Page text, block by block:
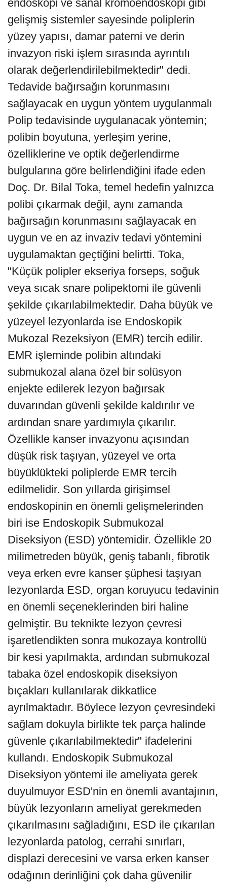
endoskopi ve sanal kromoendoskopi gibi
gelişmiş sistemler sayesinde poliplerin
yüzey yapısı, damar paterni ve derin
invazyon riski işlem sırasında ayrıntılı
olarak değerlendirilebilmektedir" dedi.
Tedavide bağırsağın korunmasını
sağlayacak en uygun yöntem uygulanmalı
Polip tedavisinde uygulanacak yöntemin;
polibin boyutuna, yerleşim yerine,
özelliklerine ve optik değerlendirme
bulgularına göre belirlendiğini ifade eden
Doç. Dr. Bilal Toka, temel hedefin yalnızca
polibi çıkarmak değil, aynı zamanda
bağırsağın korunmasını sağlayacak en
uygun ve en az invaziv tedavi yöntemini
uygulamaktan geçtiğini belirtti. Toka,
"Küçük polipler ekseriya forseps, soğuk
veya sıcak snare polipektomi ile güvenli
şekilde çıkarılabilmektedir. Daha büyük ve
yüzeyel lezyonlarda ise Endoskopik
Mukozal Rezeksiyon (EMR) tercih edilir.
EMR işleminde polibin altındaki
submukozal alana özel bir solüsyon
enjekte edilerek lezyon bağırsak
duvarından güvenli şekilde kaldırılır ve
ardından snare yardımıyla çıkarılır.
Özellikle kanser invazyonu açısından
düşük risk taşıyan, yüzeyel ve orta
büyüklükteki poliplerde EMR tercih
edilmelidir. Son yıllarda girişimsel
endoskopinin en önemli gelişmelerinden
biri ise Endoskopik Submukozal
Diseksiyon (ESD) yöntemidir. Özellikle 20
milimetreden büyük, geniş tabanlı, fibrotik
veya erken evre kanser şüphesi taşıyan
lezyonlarda ESD, organ koruyucu tedavinin
en önemli seçeneklerinden biri haline
gelmiştir. Bu teknikte lezyon çevresi
işaretlendikten sonra mukozaya kontrollü
bir kesi yapılmakta, ardından submukozal
tabaka özel endoskopik diseksiyon
bıçakları kullanılarak dikkatlice
ayrılmaktadır. Böylece lezyon çevresindeki
sağlam dokuyla birlikte tek parça halinde
güvenle çıkarılabilmektedir" ifadelerini
kullandı. Endoskopik Submukozal
Diseksiyon yöntemi ile ameliyata gerek
duyulmuyor ESD'nin en önemli avantajının,
büyük lezyonların ameliyat gerekmeden
çıkarılmasını sağladığını, ESD ile çıkarılan
lezyonlarda patolog, cerrahi sınırları,
displazi derecesini ve varsa erken kanser
odağının derinliğini çok daha güvenilir